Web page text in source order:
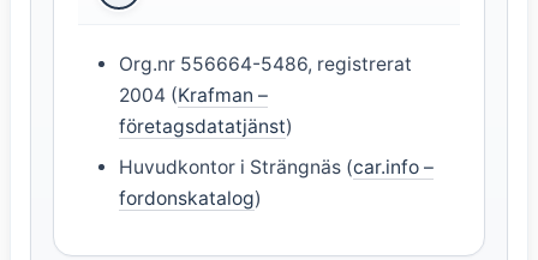
Org.nr 556664-5486, registrerat
2004 (Krafman –
företagsdatatjänst)
Huvudkontor i Strängnäs (car.info –
fordonskatalog)